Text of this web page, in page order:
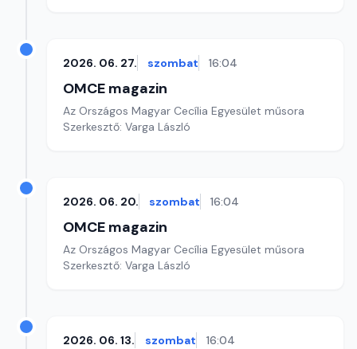
2026. 06. 27. szombat 16:04
OMCE magazin
Az Országos Magyar Cecília Egyesület műsora
Szerkesztő: Varga László
2026. 06. 20. szombat 16:04
OMCE magazin
Az Országos Magyar Cecília Egyesület műsora
Szerkesztő: Varga László
2026. 06. 13. szombat 16:04